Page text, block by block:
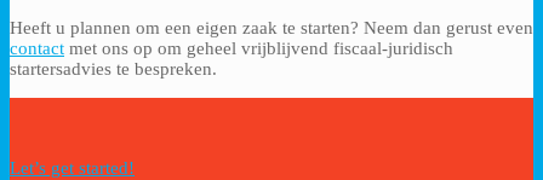
Heeft u plannen om een eigen zaak te starten? Neem dan gerust even
contact met ons op om geheel vrijblijvend fiscaal-juridisch
startersadvies te bespreken.
Let’s get started!